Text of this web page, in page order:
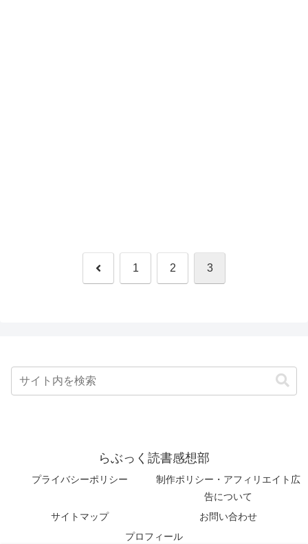
前 1 2 3
らぶっく読書感想部
プライバシーポリシー
制作ポリシー・アフィリエイト広
告について
サイトマップ
お問い合わせ
プロフィール